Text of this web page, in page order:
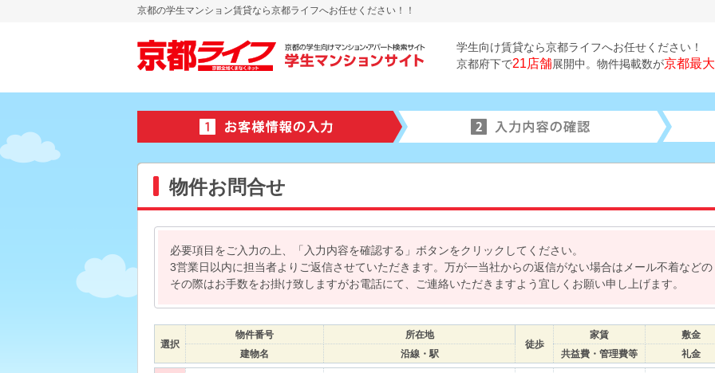
京都の学生マンション賃貸なら京都ライフへお任せください！！
学生向け賃貸なら京都ライフへお任せください！
京都府下で21店舗展開中。物件掲載数が京都最
物件お問合せ
必要項目をご入力の上、「入力内容を確認する」ボタンをクリックしてください。
3営業日以内に担当者よりご返信させていただきます。万が一当社からの返信がない場合はメール不着などの
その際はお手数をお掛け致しますがお電話にて、ご連絡いただきますよう宜しくお願い申し上げます。
選択
物件番号
所在地
徒歩
家賃 敷金
建物名
沿線・駅 共益費・管理費等 礼金